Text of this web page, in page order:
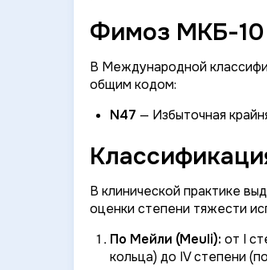
Фимоз МКБ-10
В Международной
общим кодом:
N47 — Избыточная
В клинической практике
оценки степени тяжести
По Мейли (Meuli): от I
кольца) до IV степени